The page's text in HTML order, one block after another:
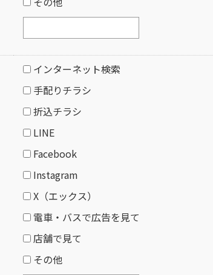
インターネット検索
手配りチラシ
折込チラシ
LINE
Facebook
Instagram
X（エックス）
電車・バスで広告を見て
店舗で見て
その他